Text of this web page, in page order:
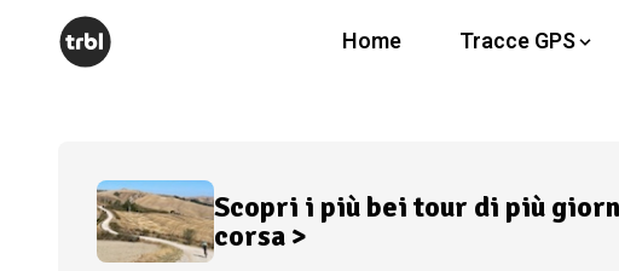
Home Tracce GPS
Scopri i più bei tour di più
corsa >